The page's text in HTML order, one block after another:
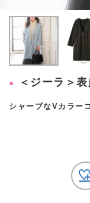
＜ジーラ＞
シャープなVカラー